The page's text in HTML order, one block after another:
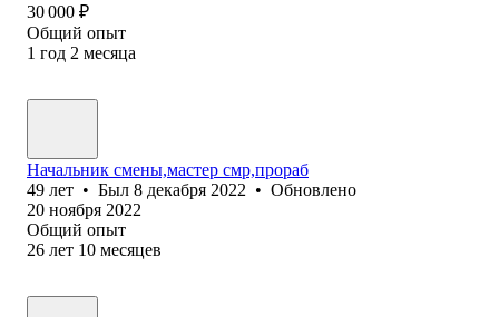
30 000 ₽
Общий опыт
1 год 2 месяца
Начальник смены,мастер смр,прораб
49 лет • Был 8 декабря 2022 • Обновлено
20 ноября 2022
Общий опыт
26 лет 10 месяцев